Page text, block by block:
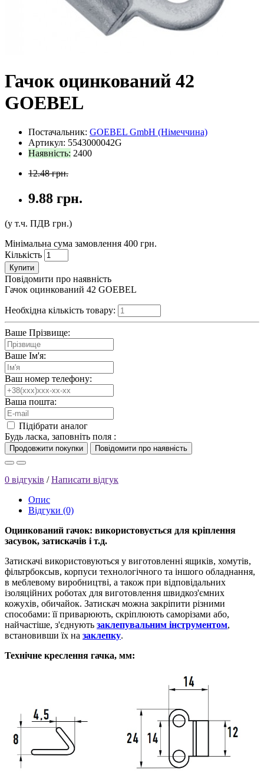
Гачок оцинкований 42
GOEBEL
Постачальник: GOEBEL GmbH (Німеччина)
Артикул: 5543000042G
Наявність: 2400
12.48 грн.
9.88 грн.
(у т.ч. ПДВ грн.)
Мінімальна сума замовлення 400 грн.
Кількість
Купити
Повідомити про наявність
Гачок оцинкований 42 GOEBEL
Необхідна кількість товару:
Ваше Прізвище:
Ваше Ім'я:
Ваш номер телефону:
Ваша пошта:
Підібрати аналог
Будь ласка, заповніть поля :
0 відгуків /Написати відгук
Опис
Відгуки (0)
Оцинкований гачок: використовується для кріплення
засувок, затискачів і т.д.
Затискачі використовуються у виготовленні ящиків, хомутів,
фільтрбоксыв, корпуси технологічного та іншого обладнання,
в меблевому виробництві, а також при відповідальних
ізоляційних роботах для виготовлення швидкоз'ємних
кожухів, обичайок. Затискач можна закріпити різними
способами: її приварюють, скріплюють саморізами або,
найчастіше, з'єднують заклепувальним інструментом,
встановивши їх на заклепку.
Технічне креслення гачка, мм: